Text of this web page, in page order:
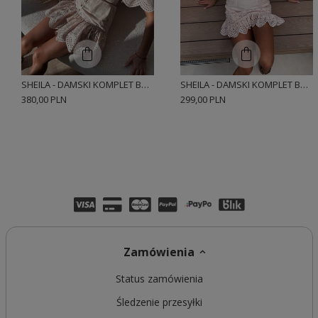
SHEILA - DAMSKI KOMPLET BEŻOWY Z BAWEŁNY ZE SPÓDNICZKĄ HAFTOWANY 'BIZZE'
380,00 PLN
SHEILA - DAMSKI KOMPLET BEŻOWY Z HAFTOWANEJ TKANINY 'STUMBLIN'
299,00 PLN
Zamówienia
Status zamówienia
Śledzenie przesyłki